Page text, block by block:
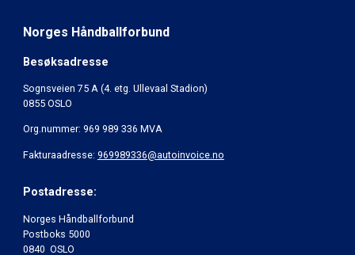
Norges Håndballforbund
Besøksadresse
Sognsveien 75 A (4. etg. Ullevaal Stadion)
0855 OSLO
Org.nummer: 969 989 336 MVA
Fakturaadresse: 969989336@autoinvoice.no
Postadresse:
Norges Håndballforbund
Postboks 5000
0840 OSLO